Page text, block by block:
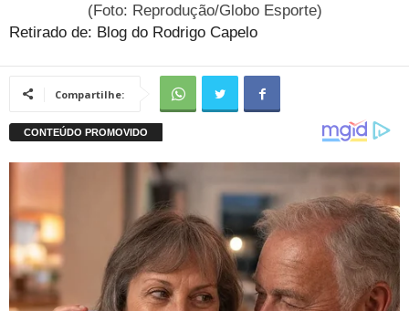
(Foto: Reprodução/Globo Esporte)
Retirado de: Blog do Rodrigo Capelo
Compartilhe: